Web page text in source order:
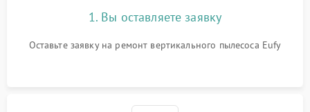
1. Вы оставляете заявку
Оставьте заявку на ремонт вертикального пылесоса Eufy